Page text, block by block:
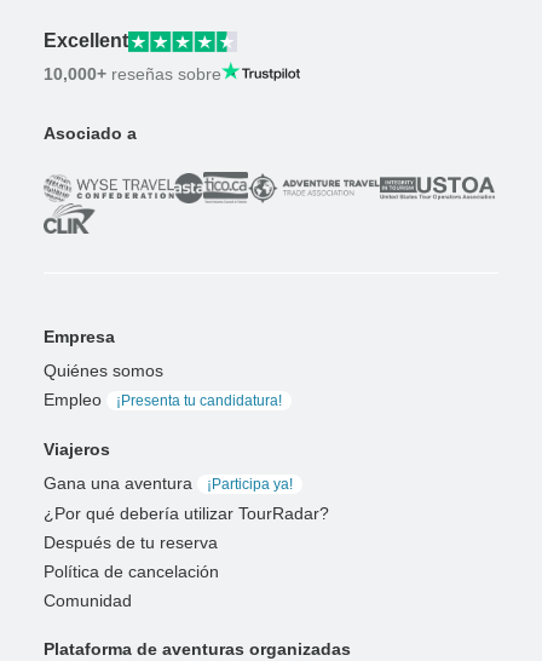
Excellent
10,000+ reseñas sobre
Asociado a
Empresa
Quiénes somos
Empleo
¡Presenta tu candidatura!
Viajeros
Gana una aventura
¡Participa ya!
¿Por qué debería utilizar TourRadar?
Después de tu reserva
Política de cancelación
Comunidad
Plataforma de aventuras organizadas